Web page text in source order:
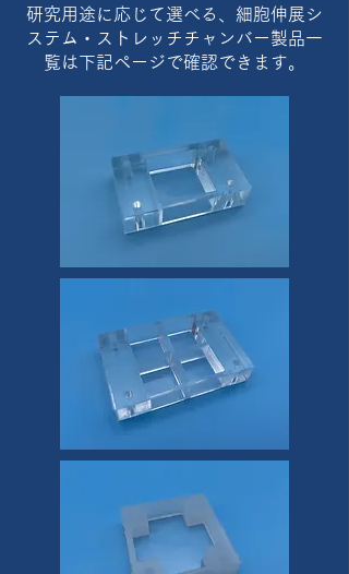
研究用途に応じて選べる、細胞伸展シ
ステム・ストレッチチャンバー製品一
覧は下記ページで確認できます。